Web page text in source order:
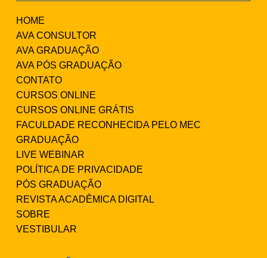
HOME
AVA CONSULTOR
AVA GRADUAÇÃO
AVA PÓS GRADUAÇÃO
CONTATO
CURSOS ONLINE
CURSOS ONLINE GRÁTIS
FACULDADE RECONHECIDA PELO MEC
GRADUAÇÃO
LIVE WEBINAR
POLÍTICA DE PRIVACIDADE
PÓS GRADUAÇÃO
REVISTA ACADÊMICA DIGITAL
SOBRE
VESTIBULAR